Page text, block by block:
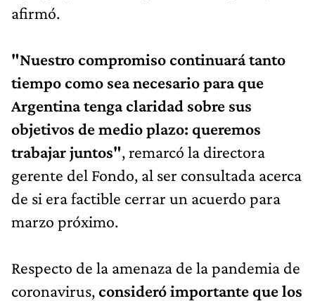
afirmó.
"Nuestro compromiso continuará tanto
tiempo como sea necesario para que
Argentina tenga claridad sobre sus
objetivos de medio plazo: queremos
trabajar juntos", remarcó la directora
gerente del Fondo, al ser consultada acerca
de si era factible cerrar un acuerdo para
marzo próximo.
Respecto de la amenaza de la pandemia de
coronavirus,consideró importante que los